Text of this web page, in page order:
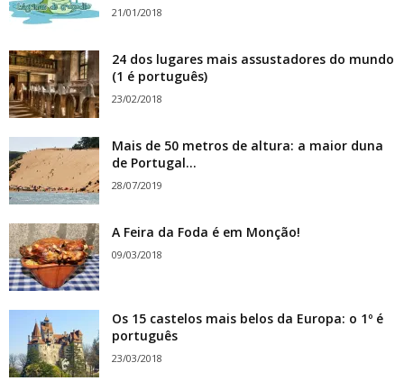
21/01/2018
24 dos lugares mais assustadores do mundo
(1 é português)
23/02/2018
Mais de 50 metros de altura: a maior duna
de Portugal...
28/07/2019
A Feira da Foda é em Monção!
09/03/2018
Os 15 castelos mais belos da Europa: o 1º é
português
23/03/2018